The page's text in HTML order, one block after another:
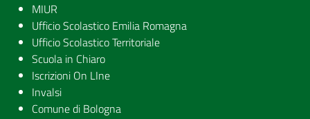
MIUR
Ufficio Scolastico Emilia Romagna
Ufficio Scolastico Territoriale
Scuola in Chiaro
Iscrizioni On LIne
Invalsi
Comune di Bologna